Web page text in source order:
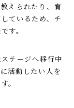
えられたり、育
ているため、チ
す。
テージへ移行中
活動したい人を
。